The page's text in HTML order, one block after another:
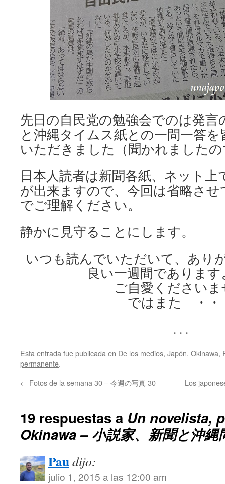
先日の自民党の勉強会でのは発言
と沖縄タイムス紙との一問一答
いただきました（聞かれました
日本人読者は新聞各紙、ネット
が出来ますので、今回は省略さ
でご理解ください。
静かに見守ることにします。
いつも読んでいただいて、あり
良い一週間でありま
ご自愛くださいま
ではまた ・・
. . .
Esta entrada fue publicada en De los medios, Japón, Okinawa,
permanente.
← Fotos de la semana 30 – 今週の写真 30 Los
19 respuestas a Un novelista,
Okinawa – 小説家、新聞と沖縄
Paudijo:
julio 1, 2015 a las 12:00 am